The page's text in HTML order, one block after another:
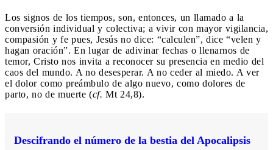
Los signos de los tiempos, son, entonces, un llamado a la
conversión individual y colectiva; a vivir con mayor vigilancia,
compasión y fe pues, Jesús no dice: “calculen”, dice “velen y
hagan oración”. En lugar de adivinar fechas o llenarnos de
temor, Cristo nos invita a reconocer su presencia en medio del
caos del mundo. A no desesperar. A no ceder al miedo. A ver
el dolor como preámbulo de algo nuevo, como dolores de
parto, no de muerte (cf. Mt 24,8).
Descifrando el número de la bestia del Apocalipsis